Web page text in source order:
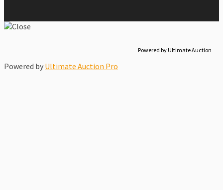
Powered by Ultimate Auction
Powered by Ultimate Auction Pro